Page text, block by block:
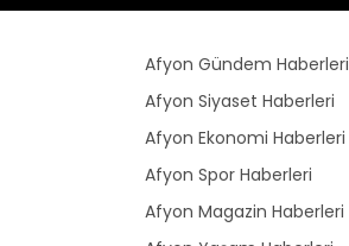
Afyon Gündem Haberleri
Afyon Siyaset Haberleri
Afyon Ekonomi Haberleri
Afyon Spor Haberleri
Afyon Magazin Haberleri